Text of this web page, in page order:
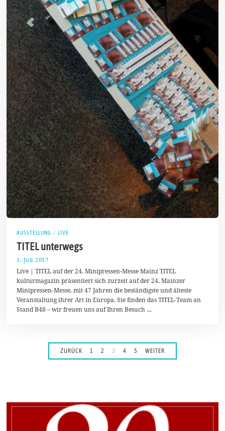
AUSSTELLUNG / LIVE
TITEL unterwegs
1. Juli 2017
.
J
u
l
i
0
Live | TITEL auf der 24. Minipressen-Messe Mainz TITEL
kulturmagazin präsentiert sich zurzeit auf der 24. Mainzer
Minipressen-Messe, mit 47 Jahren die beständigste und älteste
Veranstaltung ihrer Art in Europa. Sie finden das TITEL-Team an
Stand B48 – wir freuen uns auf Ihren Besuch …
ZURÜCK 1 2 3 4 5 WEITER